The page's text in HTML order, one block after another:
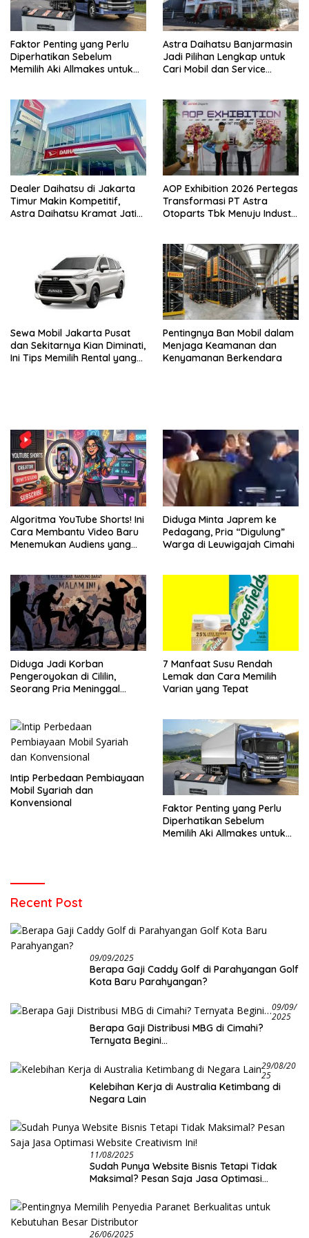
Faktor Penting yang Perlu
Diperhatikan Sebelum
Memilih Aki Allmakes untuk
Astra Daihatsu Banjarmasin
Jadi Pilihan Lengkap untuk
Cari Mobil dan Service
Dealer Daihatsu di Jakarta
Timur Makin Kompetitif,
Astra Daihatsu Kramat Jati
AOP Exhibition 2026 Pertegas
Transformasi PT Astra
Otoparts Tbk Menuju Industri
Sewa Mobil Jakarta Pusat
dan Sekitarnya Kian Diminati,
Ini Tips Memilih Rental yang
Pentingnya Ban Mobil dalam
Menjaga Keamanan dan
Kenyamanan Berkendara
Algoritma YouTube Shorts! Ini
Cara Membantu Video Baru
Menemukan Audiens yang
Diduga Minta Japrem ke
Pedagang, Pria “Digulung”
Warga di Leuwigajah Cimahi
Diduga Jadi Korban
Pengeroyokan di Cililin,
Seorang Pria Meninggal
7 Manfaat Susu Rendah
Lemak dan Cara Memilih
Varian yang Tepat
Intip Perbedaan Pembiayaan
Mobil Syariah dan
Konvensional
Faktor Penting yang Perlu
Diperhatikan Sebelum
Memilih Aki Allmakes untuk
Recent Post
09/09/2025
Berapa Gaji Caddy Golf di Parahyangan Golf
Kota Baru Parahyangan?
09/09/
2025
Berapa Gaji Distribusi MBG di Cimahi?
Ternyata Begini…
29/08/20
25
Kelebihan Kerja di Australia Ketimbang di
Negara Lain
11/08/2025
Sudah Punya Website Bisnis Tetapi Tidak
Maksimal? Pesan Saja Jasa Optimasi
26/06/2025